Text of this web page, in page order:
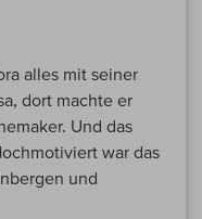
alles mit seiner
dort machte er
Und das
war das
und